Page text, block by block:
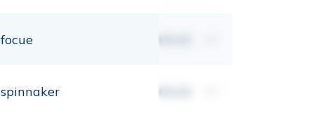
focue 00,00
spinnaker 00,00